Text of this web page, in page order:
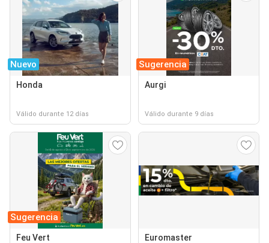
Nuevo
Honda
Válido durante 12 días
Sugerencia
Aurgi
Válido durante 9 días
Sugerencia
Feu Vert Euromaster